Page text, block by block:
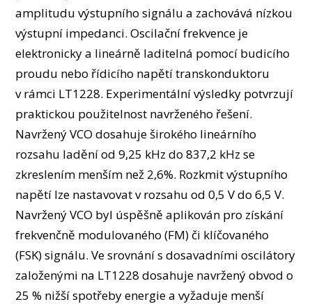
amplitudu výstupního signálu a zachovává nízkou
výstupní impedanci. Oscilační frekvence je
elektronicky a lineárně laditelná pomocí budicího
proudu nebo řídicího napětí transkonduktoru
v rámci LT1228. Experimentální výsledky potvrzují
praktickou použitelnost navrženého řešení.
Navržený VCO dosahuje širokého lineárního
rozsahu ladění od 9,25 kHz do 837,2 kHz se
zkreslením menším než 2,6%. Rozkmit výstupního
napětí lze nastavovat v rozsahu od 0,5 V do 6,5 V.
Navržený VCO byl úspěšně aplikován pro získání
frekvenčně modulovaného (FM) či klíčovaného
(FSK) signálu. Ve srovnání s dosavadními oscilátory
založenými na LT1228 dosahuje navržený obvod o
25 % nižší spotřeby energie a vyžaduje menší